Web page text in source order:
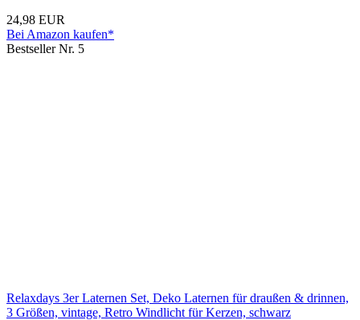
24,98 EUR
Bei Amazon kaufen*
Bestseller Nr. 5
Relaxdays 3er Laternen Set, Deko Laternen für draußen & drinnen,
3 Größen, vintage, Retro Windlicht für Kerzen, schwarz